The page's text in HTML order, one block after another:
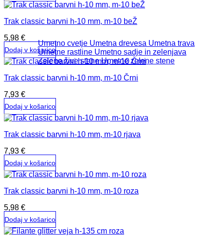
Umetno cvetje Umetna drevesa Umetna trava
Umetne rastline Umetno sadje in zelenjava
Zelene žive stene Umetne zelene stene
Trak classic barvni h-10 mm, m-10 beŽ
5,98 €
Dodaj v košarico
Trak classic barvni h-10 mm, m-10 Črni
7,93 €
Dodaj v košarico
Trak classic barvni h-10 mm, m-10 rjava
7,93 €
Dodaj v košarico
Trak classic barvni h-10 mm, m-10 roza
5,98 €
Dodaj v košarico